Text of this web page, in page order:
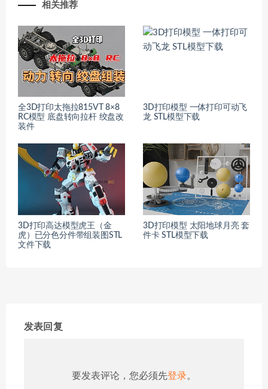
相关推荐
全3D打印太拖拉815VT 8×8
RC模型 底盘转向拉杆 绞盘改
装件
3D打印模型 一体打印可动飞
龙 STL模型下载
3D打印高达模型虎王（金
虎）已分色分件带组装图STL
文件下载
3D打印模型 太阳地球月亮 套
件卡 STL模型下载
发表回复
要发表评论，您必须先登录。